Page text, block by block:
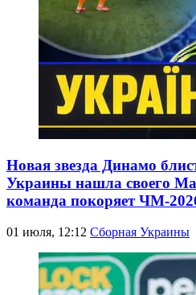
Новая звезда Динамо
Украины нашла своего
команда покоряет ЧМ-
01 июля, 12:12 Сборная Украины